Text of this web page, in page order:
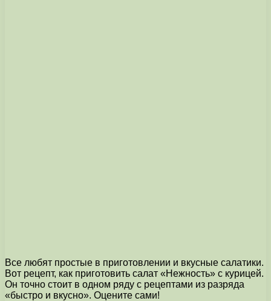
Все любят простые в приготовлении и вкусные салатики.
Вот рецепт, как приготовить салат «Нежность» с курицей.
Он точно стоит в одном ряду с рецептами из разряда
«быстро и вкусно». Оцените сами!